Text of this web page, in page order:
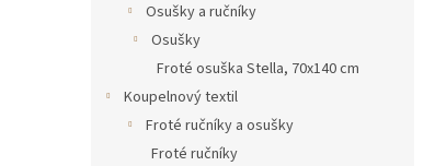
Osušky a ručníky
Osušky
Froté osuška Stella, 70x140 cm
Koupelnový textil
Froté ručníky a osušky
Froté ručníky